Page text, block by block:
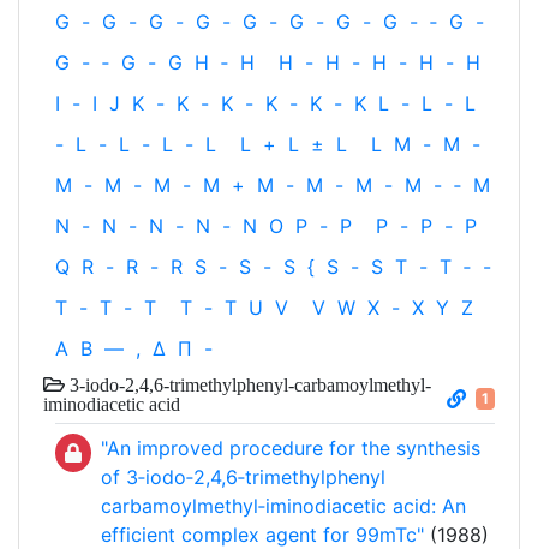
G - G - G - G - G - G - G - G - ‐ G -
G - ‐ G - G H ‐ H H - H - H - H - H
I - I J K - K - K - K - K - K L - L - L
- L - L - L - L L + L ± L L M - M -
M - M - M - M + M - M - M - M - ‐ M
N - N - N - N - N O P - P P - P - P
Q R - R - R S - S - S { S - S T - T ‐ -
T - T - T T - T U V V W X - X Y Z
Α Β — , Δ Π -
3‐iodo‐2,4,6‐trimethylphenyl‐carbamoylmethyl‐
iminodiacetic acid
1
"An improved procedure for the synthesis
of 3‐iodo‐2,4,6‐trimethylphenyl
carbamoylmethyl‐iminodiacetic acid: An
efficient complex agent for 99mTc" (1988)